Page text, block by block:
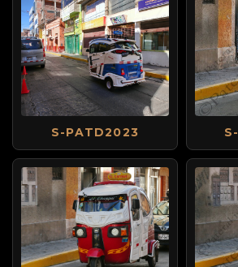
S-PATD2023